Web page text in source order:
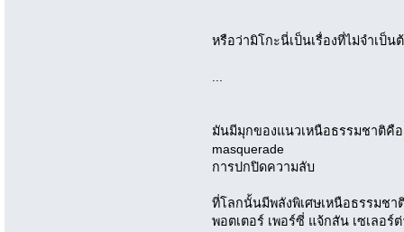
หรือว่ามิโกะนี่เป็นเรื่องที่ไม่จำเป็
มันมีมุกของแนวเหนือธรรมชาติคือ
masquerade
การปกปิดความลับ
ที่โลกนั้นมีพลังพิเศษเหนือธรรมชา
พอตเตอร์ เพอร์ซี่ แจ้กสัน เซเลอร์